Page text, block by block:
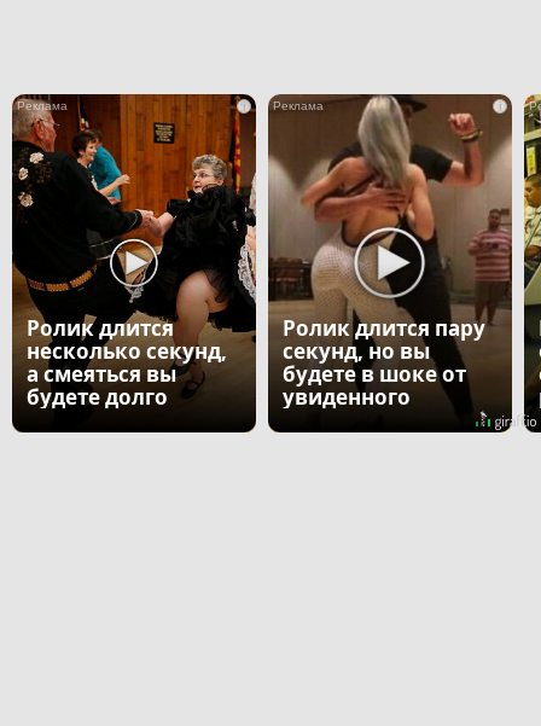
i
Ролик длится
несколько секунд,
а смеяться вы
будете долго
i
Ролик длится пару
секунд, но вы
будете в шоке от
увиденного